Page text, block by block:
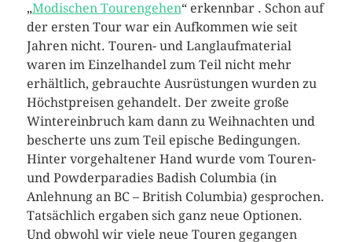
„Modischen Tourengehen“ erkennbar . Schon auf
der ersten Tour war ein Aufkommen wie seit
Jahren nicht. Touren- und Langlaufmaterial
waren im Einzelhandel zum Teil nicht mehr
erhältlich, gebrauchte Ausrüstungen wurden zu
Höchstpreisen gehandelt. Der zweite große
Wintereinbruch kam dann zu Weihnachten und
bescherte uns zum Teil epische Bedingungen.
Hinter vorgehaltener Hand wurde vom Touren-
und Powderparadies Badish Columbia (in
Anlehnung an BC – British Columbia) gesprochen.
Tatsächlich ergaben sich ganz neue Optionen.
Und obwohl wir viele neue Touren gegangen